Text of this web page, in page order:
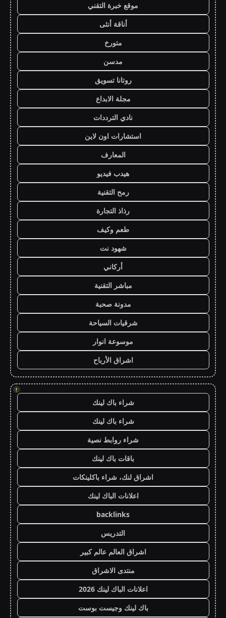
موقع خبرة التقني
أناقة أنثى
متورخ
مدسن
روتانا تسويق
مجلة الابداع
نادي الترددات
استشارات اون لاين
المعارف
هيدب فيديو
رمح التقنية
رذاذ التجارة
طعم وكيف
شهود نت
أركاني
مباشر التقنية
مدونة صحبة
شرقيات السياحة
موسوعة انوار
اشراق الأرباح
!
شراء باك لينك
شراء باك لينك
شراء روابط نصية
باقات باك لينك
اشراق لنك، شراء باكلينكات
اعلانات الباك لينك
backlinks
التدريس
اشراق العالم عالم كبير
منتدى الاشراق
اعلانات الباك لينك 2026
باك لينك وجيست بوست